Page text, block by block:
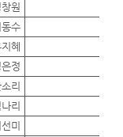
원
수
혜
은정
리
리
미